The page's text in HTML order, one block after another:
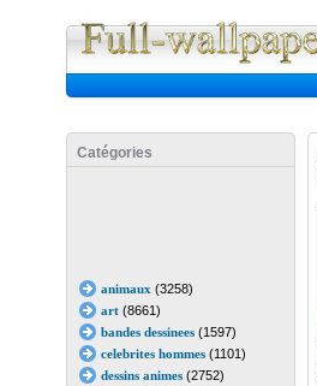
Catégories
animaux (3258)
art(8661)
bandes dessinees(1597)
celebrites hommes(1101)
dessins animes(2752)